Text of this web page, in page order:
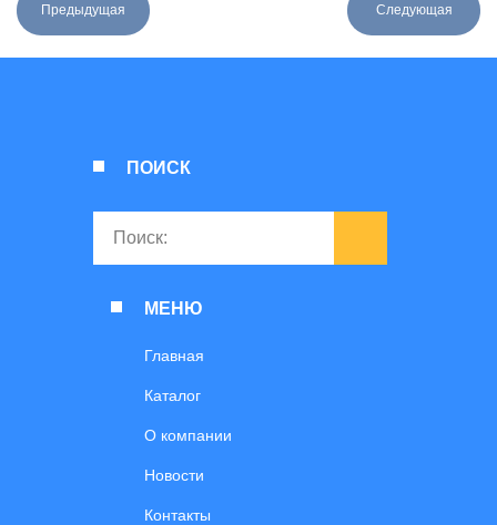
Предыдущая Следующая
ПОИСК
МЕНЮ
Главная
Каталог
О компании
Новости
Контакты